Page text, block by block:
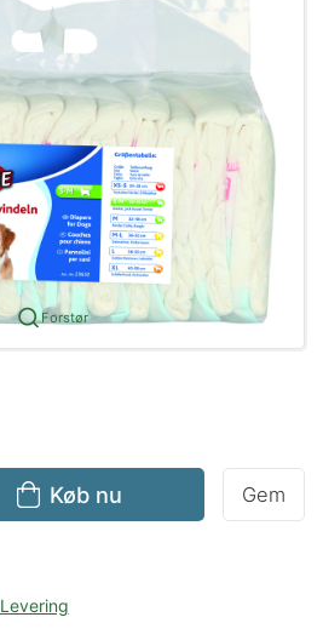
Forstør
Køb nu Gem
Levering